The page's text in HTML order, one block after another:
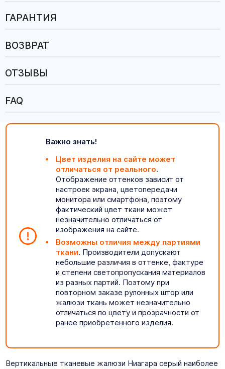
ГАРАНТИЯ
ВОЗВРАТ
ОТЗЫВЫ
FAQ
Важно знать!
Цвет изделия на сайте может
отличаться от реального.
Отображение оттенков зависит от
настроек экрана, цветопередачи
монитора или смартфона, поэтому
фактический цвет ткани может
незначительно отличаться от
изображения на сайте.
Возможны отличия между партиями
ткани. Производители допускают
небольшие различия в оттенке, фактуре
и степени светопропускания материалов
из разных партий. Поэтому при
повторном заказе рулонных штор или
жалюзи ткань может незначительно
отличаться по цвету и прозрачности от
ранее приобретенного изделия.
Вертикальные тканевые жалюзи Ниагара серый наиболее